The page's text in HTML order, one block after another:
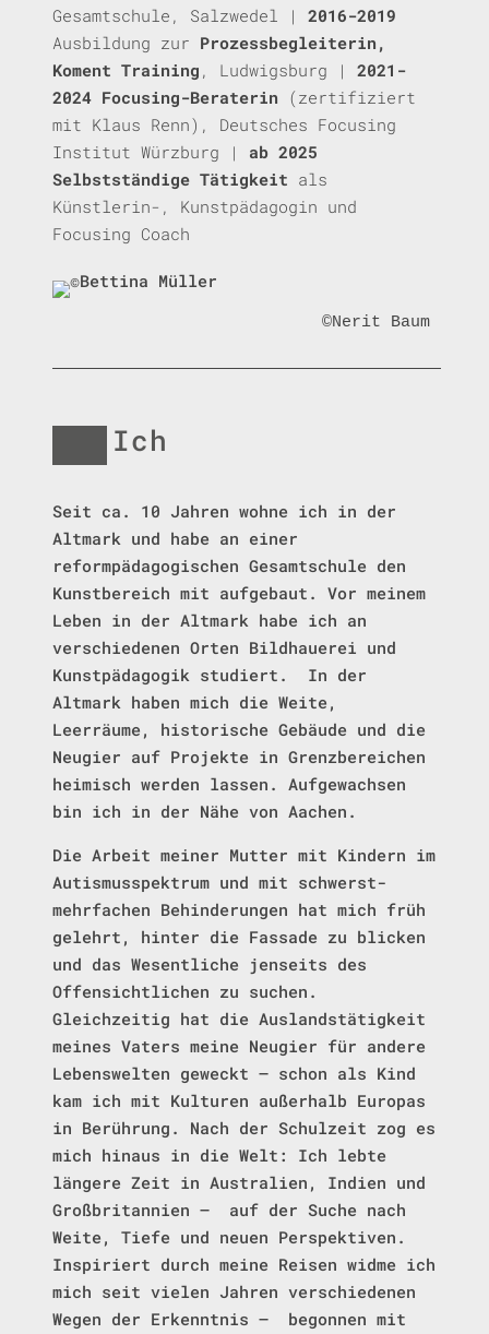
Gesamtschule, Salzwedel |2016-2019
Ausbildung zur Prozessbegleiterin,
Koment Training , Ludwigsburg |
2021-
2024 Focusing-Beraterin (zertifiziert
mit Klaus Renn), Deutsches Focusing
Institut Würzburg
|
ab 2025
Selbstständige Tätigkeit als
Künstlerin-, Kunstpädagogin und
Focusing Coach
©Nerit Baum
Ich
Seit ca. 10 Jahren wohne ich in der
Altmark und habe an einer
reformpädagogischen Gesamtschule den
Kunstbereich mit aufgebaut. Vor meinem
Leben in der Altmark habe ich an
verschiedenen Orten Bildhauerei und
Kunstpädagogik studiert.
In der
Altmark haben mich die Weite,
Leerräume, historische Gebäude und die
Neugier auf Projekte in Grenzbereichen
heimisch werden lassen. Aufgewachsen
bin ich in der Nähe von Aachen.
Die Arbeit meiner Mutter mit Kindern im
Autismusspektrum und mit schwerst-
mehrfachen Behinderungen hat mich früh
gelehrt, hinter die Fassade zu blicken
und das Wesentliche jenseits des
Offensichtlichen zu suchen.
Gleichzeitig hat die Auslandstätigkeit
meines Vaters meine Neugier für andere
Lebenswelten geweckt – schon als Kind
kam ich mit Kulturen außerhalb Europas
in Berührung. Nach der Schulzeit zog es
mich hinaus in die Welt: Ich lebte
längere Zeit in Australien, Indien und
Großbritannien –
auf der Suche nach
Weite, Tiefe und neuen Perspektiven.
Inspiriert durch meine Reisen widme ich
mich seit vielen Jahren verschiedenen
Wegen der Erkenntnis –
begonnen mit